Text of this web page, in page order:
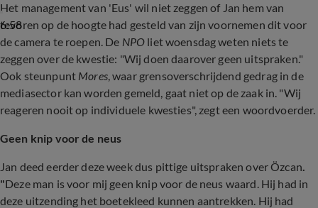
6:58
Het management van 'Eus' wil niet zeggen of Jan hem van
tevoren op de hoogte had gesteld van zijn voornemen dit voor
de camera te roepen. De NPO liet woensdag weten niets te
zeggen over de kwestie: "Wij doen daarover geen uitspraken."
Ook steunpunt Mores, waar grensoverschrijdend gedrag in de
mediasector kan worden gemeld, gaat niet op de zaak in. "Wij
reageren nooit op individuele kwesties", zegt een woordvoerder.
Geen knip voor de neus
Jan deed eerder deze week dus pittige uitspraken over Özcan.
"Deze man is voor mij geen knip voor de neus waard. Hij had in
deze uitzending het boetekleed kunnen aantrekken. Hij had